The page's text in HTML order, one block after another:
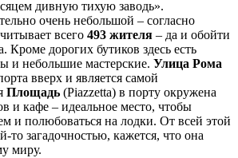
дивную тихую заводь».
очень небольшой – согласно
всего 493 жителя – да и обойти
Кроме дорогих бутиков здесь есть
и небольшие мастерские. Улица Рома
вверх и является самой
Площадь (Piazzetta) в порту окружена
и кафе – идеальное место, чтобы
и полюбоваться на лодки. От всей этой
то загадочностью, кажется, что она
миру.